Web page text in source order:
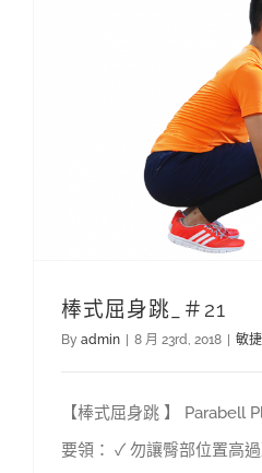
棒式屈身跳_＃21
By admin 8 月 23rd, 2018 敏
【棒式屈身跳 】 Parabell
要領： ✓ 勿讓臀部位置高